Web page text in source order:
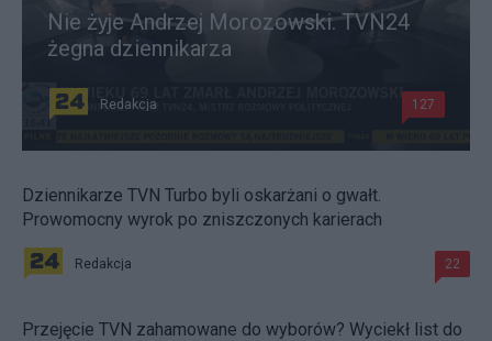
Nie żyje Andrzej Morozowski. TVN24
żegna dziennikarza
Redakcja 127
Dziennikarze TVN Turbo byli oskarżani o gwałt.
Prowomocny wyrok po zniszczonych karierach
Redakcja 22
Przejęcie TVN zahamowane do wyborów? Wyciekł list do